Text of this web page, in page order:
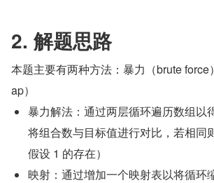
2. 解题思路
本题主要有两种方法：暴力（brute
ap）
暴力解法：通过两层循环遍历数组以
将组合数与目标值进行对比，若相同
假设 1 的存在）
映射：通过增加一个映射表以将循环